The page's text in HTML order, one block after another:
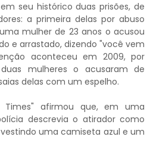
seu histórico duas prisões, de
a primeira delas por abuso
mulher de 23 anos o acusou
e arrastado, dizendo "você vem
aconteceu em 2009, por
mulheres o acusaram de
delas com um espelho.
Times" afirmou que, em uma
descrevia o atirador como
uma camiseta azul e um